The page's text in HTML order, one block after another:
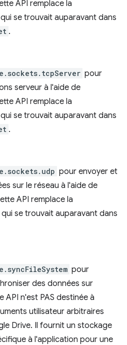
API remplace la
se trouvait auparavant dans
.
pour
serveur à l'aide de
API remplace la
se trouvait auparavant dans
.
pour envoyer et
sur le réseau à l'aide de
API remplace la
se trouvait auparavant dans
pour
des données sur
API n'est PAS destinée à
utilisateur arbitraires
Drive. Il fournit un stockage
à l'application pour une